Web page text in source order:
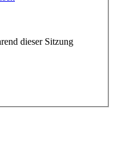
dieser Sitzung